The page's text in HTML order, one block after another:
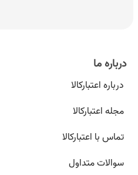
درباره ما
درباره اعتبارکالا
مجله اعتبارکالا
تماس با اعتبارکالا
سوالات متداول